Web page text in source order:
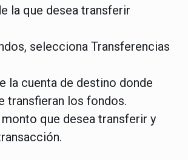
la que desea transferir
selecciona Transferencias
la cuenta de destino donde
transfieran los fondos.
monto que desea transferir y